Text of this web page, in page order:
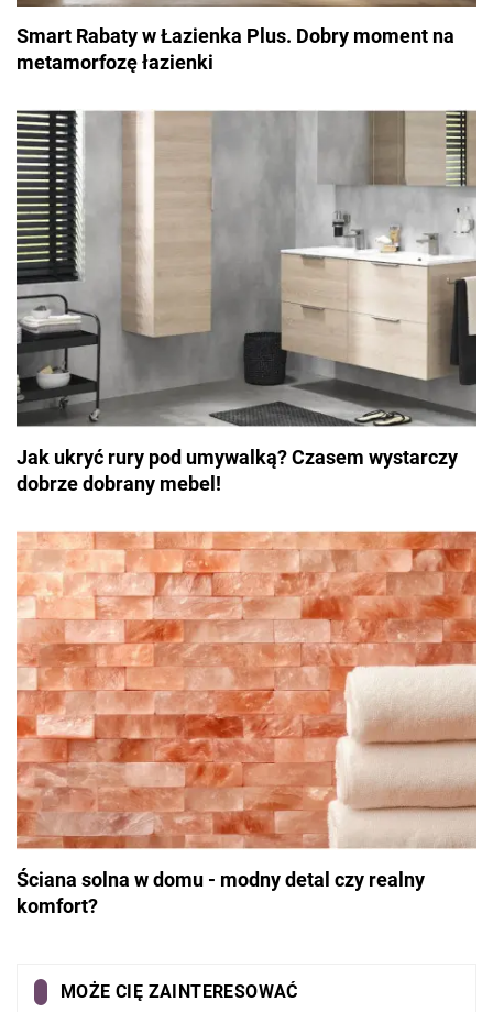
Smart Rabaty w Łazienka Plus. Dobry moment na
metamorfozę łazienki
Jak ukryć rury pod umywalką? Czasem wystarczy
dobrze dobrany mebel!
Ściana solna w domu - modny detal czy realny
komfort?
MOŻE CIĘ ZAINTERESOWAĆ